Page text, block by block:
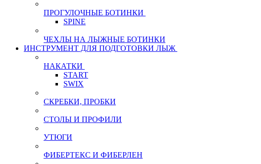
ПРОГУЛОЧНЫЕ БОТИНКИ
SPINE
ЧЕХЛЫ НА ЛЫЖНЫЕ БОТИНКИ
ИНСТРУМЕНТ ДЛЯ ПОДГОТОВКИ ЛЫЖ
НАКАТКИ
START
SWIX
СКРЕБКИ, ПРОБКИ
СТОЛЫ И ПРОФИЛИ
УТЮГИ
ФИБЕРТЕКС И ФИБЕРЛЕН